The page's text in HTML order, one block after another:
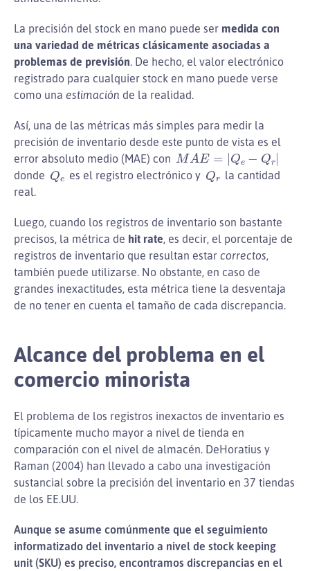
La precisión del stock en mano puede ser medida con
una variedad de métricas clásicamente asociadas a
problemas de previsión. De hecho, el valor electrónico
registrado para cualquier stock en mano puede verse
como una estimación de la realidad.
Así, una de las métricas más simples para medir la
precisión de inventario desde este punto de vista es el
error absoluto medio (MAE) con
M AE=| Qe r|
donde Qe es el registro electrónico y Qr
la cantidad
real.
Luego, cuando los registros de inventario son bastante
precisos, la métrica de hit rate, es decir, el porcentaje de
registros de inventario que resultan estar correctos,
también puede utilizarse. No obstante, en caso de
grandes inexactitudes, esta métrica tiene la desventaja
de no tener en cuenta el tamaño de cada discrepancia.
Alcance del problema en el
comercio minorista
El problema de los registros inexactos de inventario es
típicamente mucho mayor a nivel de tienda en
comparación con el nivel de almacén. DeHoratius y
Raman (2004) han llevado a cabo una investigación
sustancial sobre la precisión del inventario en 37 tiendas
de los EE.UU.
Aunque se asume comúnmente que el seguimiento
informatizado del inventario a nivel de stock keeping
unit (SKU) es preciso, encontramos discrepancias en el